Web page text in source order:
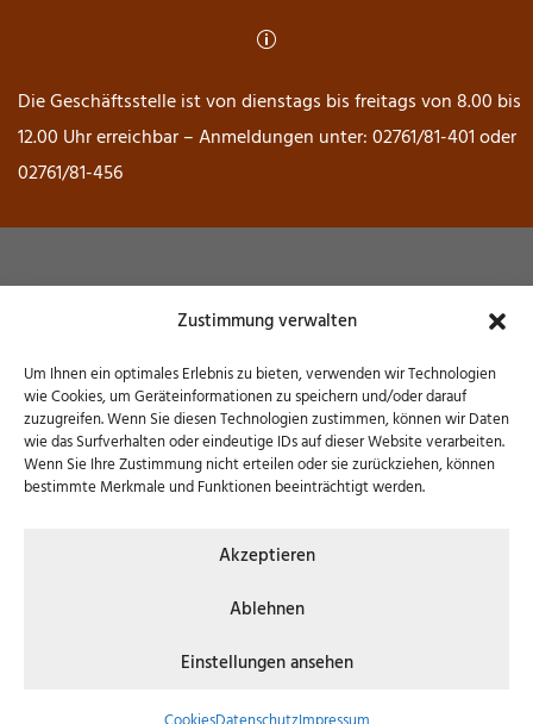
Zustimmung verwalten
Um Ihnen ein optimales Erlebnis zu bieten, verwenden wir Technologien
wie Cookies, um Geräteinformationen zu speichern und/oder darauf
zuzugreifen. Wenn Sie diesen Technologien zustimmen, können wir Daten
wie das Surfverhalten oder eindeutige IDs auf dieser Website verarbeiten.
Wenn Sie Ihre Zustimmung nicht erteilen oder sie zurückziehen, können
bestimmte Merkmale und Funktionen beeinträchtigt werden.
Akzeptieren
Ablehnen
Einstellungen ansehen
p
Die Geschäftsstelle ist von dienstags bis freitags von 8.00 bis
12.00 Uhr erreichbar – Anmeldungen unter: 02761/81-401 oder
02761/81-456
Museum Wendener Hütte
© 2026 Museum Wendener Hütte | Konzept, Design